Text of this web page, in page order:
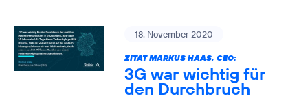
18. November 2020
ZITAT MARKUS HAAS, CEO:
3G war wichtig für
den Durchbruch